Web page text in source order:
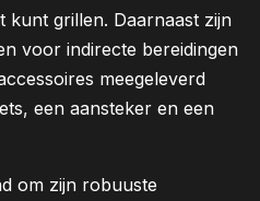
kunt grillen. Daarnaast zijn
voor indirecte bereidingen
meegeleverd
een aansteker en een
om zijn robuuste